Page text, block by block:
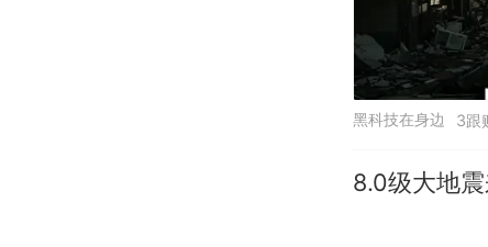
黑科技在身边 3跟
8.0级大地